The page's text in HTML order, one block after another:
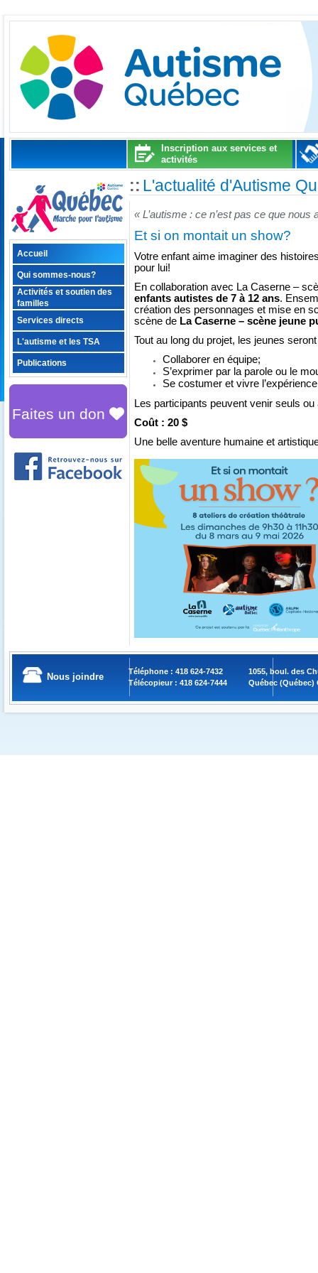
Inscription aux services et
activités
Accueil
Qui sommes-nous?
Activités et soutien des
familles
Services directs
L'autisme et les TSA
Publications
Faites un don
:: L'actualité d'Autisme
« L’autisme : ce n’est pas ce que
Et si on montait un show?
Votre enfant aime imaginer des
pour lui!
En collaboration avec La Caserne –
enfants autistes de 7 à 12 ans.
création des personnages et mise en
scène de La Caserne – scène jeune
Tout au long du projet, les jeunes
Collaborer en équipe;
S’exprimer par la parole ou le
Se costumer et vivre
Les participants peuvent venir seuls ou
Coût : 20 $
Une belle aventure humaine et
Nous joindre
Téléphone : 418 624-7432
Télécopieur : 418 624-7444
1055, boul. des
Québec (Québec)